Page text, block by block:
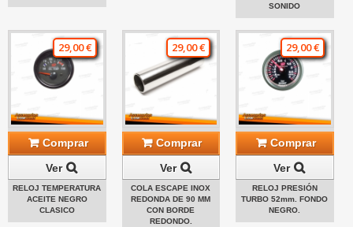
SONIDO
29,00 €
Comprar
Ver
RELOJ TEMPERATURA
ACEITE NEGRO
CLASICO
29,00 €
Comprar
Ver
COLA ESCAPE INOX
REDONDA DE 90 MM
CON BORDE
REDONDO.
29,00 €
Comprar
Ver
RELOJ PRESIÓN
TURBO 52mm. FONDO
NEGRO.